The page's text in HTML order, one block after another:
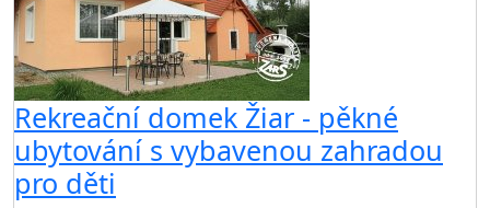
Rekreační domek Žiar - pěkné
ubytování s vybavenou zahradou
pro děti